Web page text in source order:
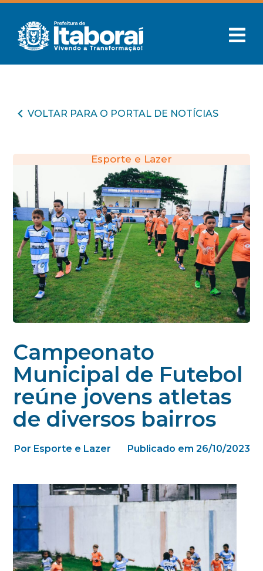
VOLTAR PARA O PORTAL DE NOTÍCIAS
Esporte e Lazer
Campeonato
Municipal de Futebol
reúne jovens atletas
de diversos bairros
Por Esporte e Lazer Publicado em 26/10/2023